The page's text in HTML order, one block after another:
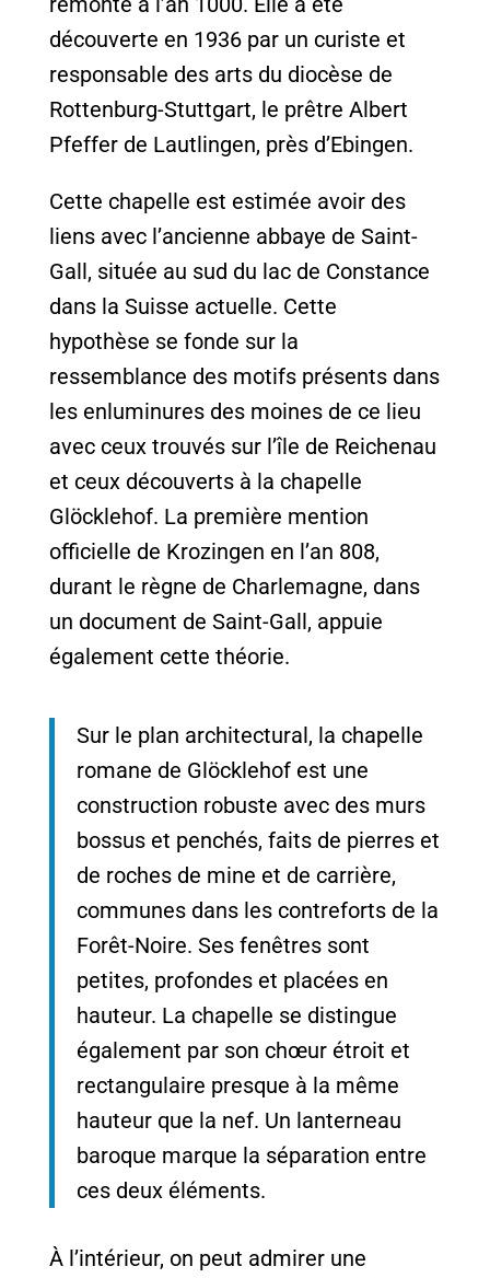
découverte en 1936 par un curiste et
responsable des arts du diocèse de
Rottenburg-Stuttgart, le prêtre Albert
Pfeffer de Lautlingen, près d’Ebingen.
Cette chapelle est estimée avoir des
liens avec l’ancienne abbaye de Saint-
Gall, située au sud du lac de Constance
dans la Suisse actuelle. Cette
hypothèse se fonde sur la
ressemblance des motifs présents dans
les enluminures des moines de ce lieu
avec ceux trouvés sur l’île de Reichenau
et ceux découverts à la chapelle
Glöcklehof. La première mention
officielle de Krozingen en l’an 808,
durant le règne de Charlemagne, dans
un document de Saint-Gall, appuie
également cette théorie.
Sur le plan architectural, la chapelle
romane de Glöcklehof est une
construction robuste avec des murs
bossus et penchés, faits de pierres et
de roches de mine et de carrière,
communes dans les contreforts de la
Forêt-Noire. Ses fenêtres sont
petites, profondes et placées en
hauteur. La chapelle se distingue
également par son chœur étroit et
rectangulaire presque à la même
hauteur que la nef. Un lanterneau
baroque marque la séparation entre
ces deux éléments.
À l’intérieur, on peut admirer une